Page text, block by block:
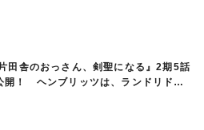
田舎のおっさん、剣聖になる』2期5話
開！ ヘンブリッツは、ランドリドに